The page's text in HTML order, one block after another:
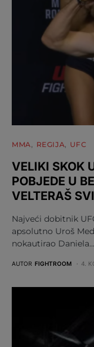
MMA REGIJA UFC
VELIKI SKOK
POBJEDE U
VELTERAŠ
Najveći dobitnik
apsolutno Uroš
nokautirao Daniela…
AUTOR FIGHTROOM 4.